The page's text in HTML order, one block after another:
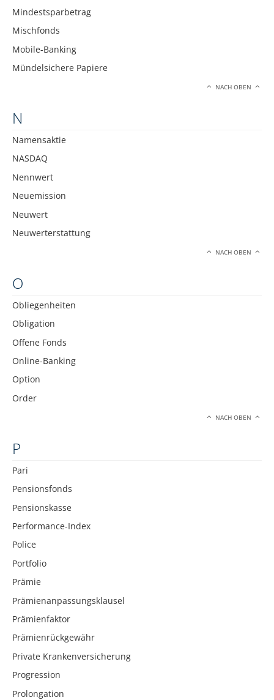
Mindestsparbetrag
Mischfonds
Mobile-Banking
Mündelsichere Papiere
NACH OBEN
N
Namensaktie
NASDAQ
Nennwert
Neuemission
Neuwert
Neuwerterstattung
NACH OBEN
O
Obliegenheiten
Obligation
Offene Fonds
Online-Banking
Option
Order
NACH OBEN
P
Pari
Pensionsfonds
Pensionskasse
Performance-Index
Police
Portfolio
Prämie
Prämienanpassungsklausel
Prämienfaktor
Prämienrückgewähr
Private Krankenversicherung
Progression
Prolongation